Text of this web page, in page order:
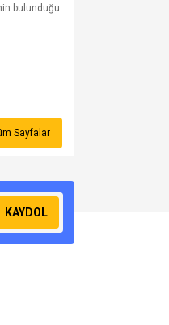
bulunduğu
Sayfalar
KAYDOL